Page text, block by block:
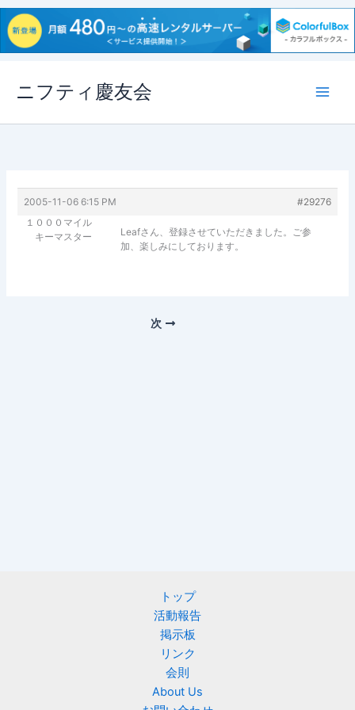
ス
ニフティ慶友会
2005-11-06 6:15 PM
#29276
１０００マイル
キーマスター
Leafさん、登録させていただきました。ご参
加、楽しみにしております。
次
トップ
活動報告
掲示板
リンク
会則
About Us